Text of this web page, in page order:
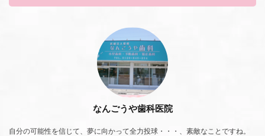
なんごうや歯科医院
自分の可能性を信じて、夢に向かって全力投球・・・、素敵なことですね。